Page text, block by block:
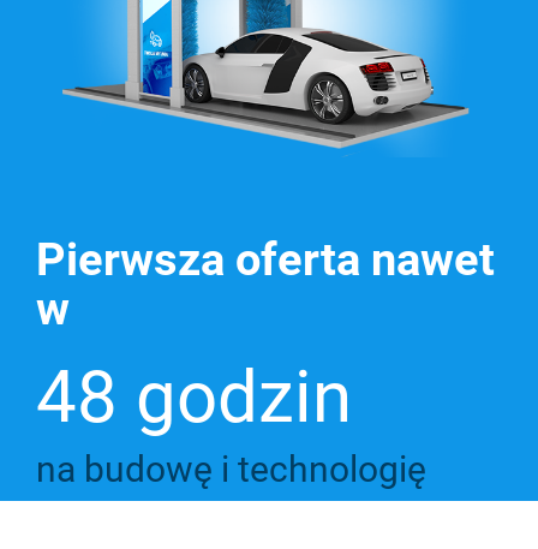
Pierwsza oferta nawet
w
48 godzin
na budowę i technologię